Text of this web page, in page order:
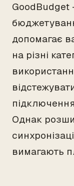
GoodBudget
допомагає
на різні
Однак
вимагають